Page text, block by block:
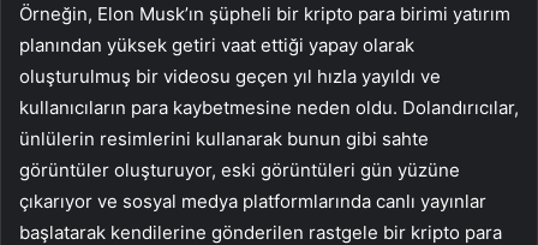
Örneğin, Elon Musk’ın şüpheli bir kripto para birimi yatırım
planından yüksek getiri vaat ettiği yapay olarak
oluşturulmuş bir videosu geçen yıl hızla yayıldı ve
kullanıcıların para kaybetmesine neden oldu. Dolandırıcılar,
ünlülerin resimlerini kullanarak bunun gibi sahte
görüntüler oluşturuyor, eski görüntüleri gün yüzüne
çıkarıyor ve sosyal medya platformlarında canlı yayınlar
başlatarak kendilerine gönderilen rastgele bir kripto para